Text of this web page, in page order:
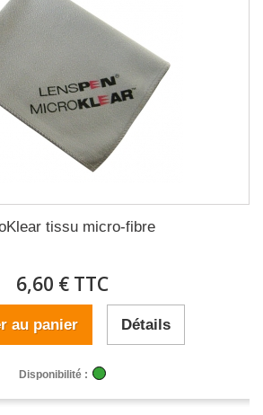
tissu micro-fibre
6,60 € TTC
au panier Détails
Disponibilité :